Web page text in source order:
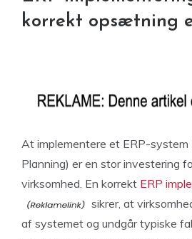
korrekt opsætning
At implementere et ERP-system
Planning) er en stor investering
virksomhed. En korrekt ERP
sikrer, at
af systemet og undgår typiske